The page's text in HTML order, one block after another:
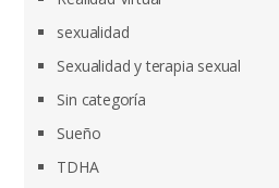
sexualidad
Sexualidad y terapia sexual
Sin categoría
Sueño
TDHA